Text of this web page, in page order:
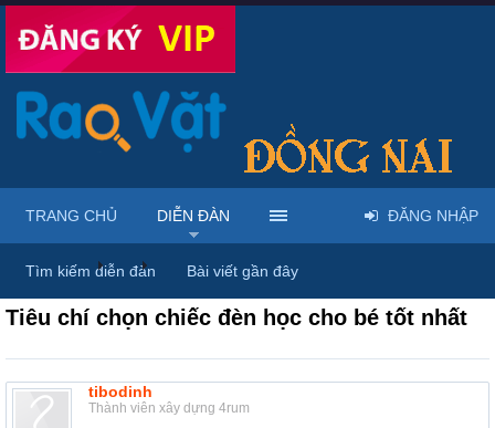
Diễn đàn ... Rao vặt tổng hợp - Uy tín - Miễn phí
Tiêu chí chọn chiếc đèn học cho bé tốt nhất
tibodinh
Thành viên xây dựng 4rum
TRANG CHỦ DIỄN ĐÀN
Tìm kiếm diễn đàn Bài viết gần đây
ĐĂNG NHẬP